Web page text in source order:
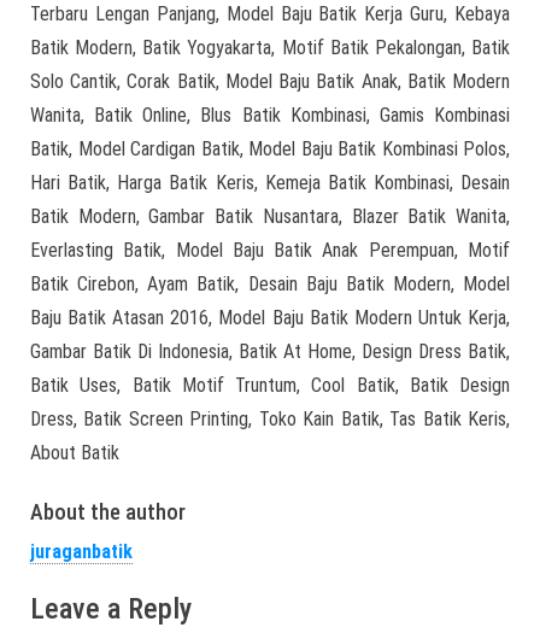
Terbaru Lengan Panjang, Model Baju Batik Kerja Guru, Kebaya
Batik Modern, Batik Yogyakarta, Motif Batik Pekalongan, Batik
Solo Cantik, Corak Batik, Model Baju Batik Anak, Batik Modern
Wanita, Batik Online, Blus Batik Kombinasi, Gamis Kombinasi
Batik, Model Cardigan Batik, Model Baju Batik Kombinasi Polos,
Hari Batik, Harga Batik Keris, Kemeja Batik Kombinasi, Desain
Batik Modern, Gambar Batik Nusantara, Blazer Batik Wanita,
Everlasting Batik, Model Baju Batik Anak Perempuan, Motif
Batik Cirebon, Ayam Batik, Desain Baju Batik Modern, Model
Baju Batik Atasan 2016, Model Baju Batik Modern Untuk Kerja,
Gambar Batik Di Indonesia, Batik At Home, Design Dress Batik,
Batik Uses, Batik Motif Truntum, Cool Batik, Batik Design
Dress, Batik Screen Printing, Toko Kain Batik, Tas Batik Keris,
About Batik
About the author
juraganbatik
Leave a Reply